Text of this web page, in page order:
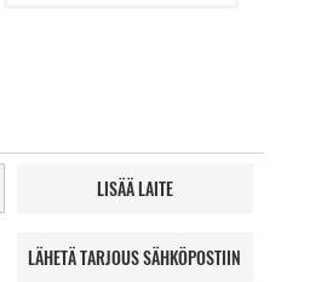
LISÄÄ LAITE
LÄHETÄ TARJOUS SÄHKÖPOSTIIN